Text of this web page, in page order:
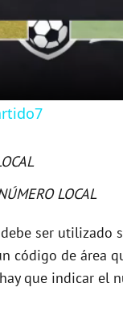
a
y
i
d
e
LOCAL
ser utilizado
código de área
que indicar el